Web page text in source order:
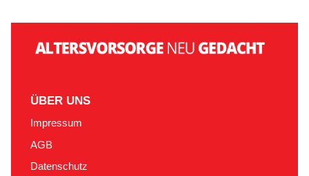
ÜBER UNS
Impressum
AGB
Datenschutz